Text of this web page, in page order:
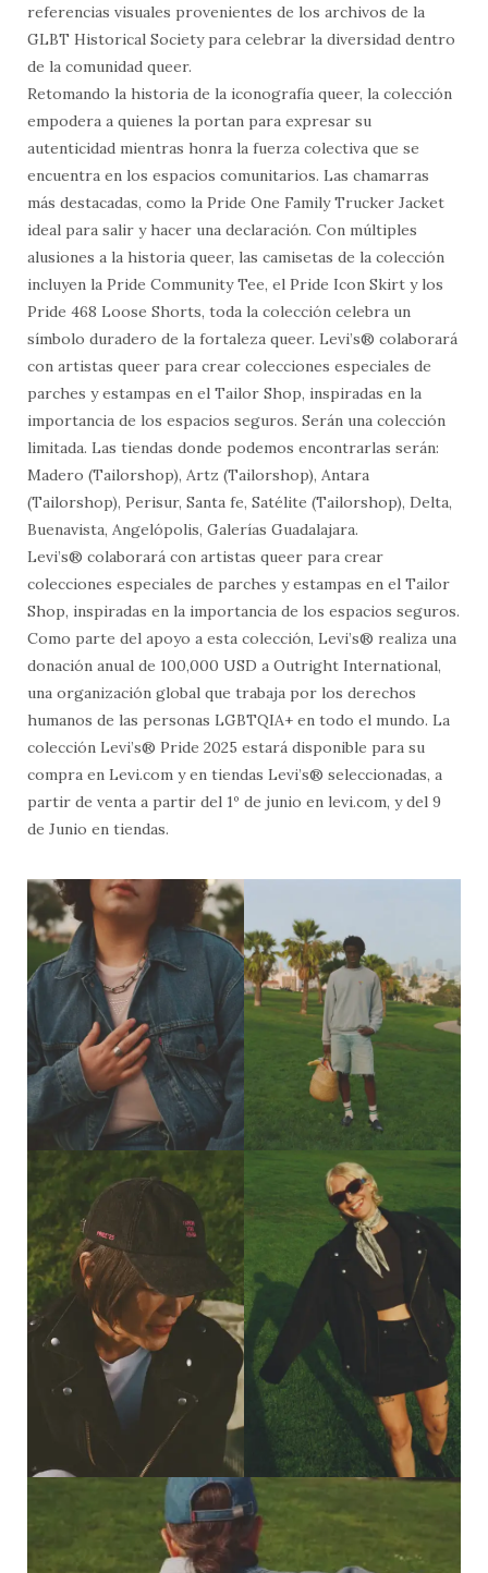
referencias visuales provenientes de los archivos de la
GLBT Historical Society para celebrar la diversidad dentro
de la comunidad queer.
Retomando la historia de la iconografía queer, la colección
empodera a quienes la portan para expresar su
autenticidad mientras honra la fuerza colectiva que se
encuentra en los espacios comunitarios. Las chamarras
más destacadas, como la Pride One Family Trucker Jacket
ideal para salir y hacer una declaración. Con múltiples
alusiones a la historia queer, las camisetas de la colección
incluyen la Pride Community Tee, el Pride Icon Skirt y los
Pride 468 Loose Shorts, toda la colección celebra un
símbolo duradero de la fortaleza queer. Levi’s® colaborará
con artistas queer para crear colecciones especiales de
parches y estampas en el Tailor Shop, inspiradas en la
importancia de los espacios seguros. Serán una colección
limitada. Las tiendas donde podemos encontrarlas serán:
Madero (Tailorshop), Artz (Tailorshop), Antara
(Tailorshop), Perisur, Santa fe, Satélite (Tailorshop), Delta,
Buenavista, Angelópolis, Galerías Guadalajara.
Levi’s® colaborará con artistas queer para crear
colecciones especiales de parches y estampas en el Tailor
Shop, inspiradas en la importancia de los espacios seguros.
Como parte del apoyo a esta colección, Levi’s® realiza una
donación anual de 100,000 USD a Outright International,
una organización global que trabaja por los derechos
humanos de las personas LGBTQIA+ en todo el mundo. La
colección Levi’s® Pride 2025 estará disponible para su
compra en Levi.com y en tiendas Levi’s® seleccionadas, a
partir de venta a partir del 1º de junio en levi.com, y del 9
de Junio en tiendas.